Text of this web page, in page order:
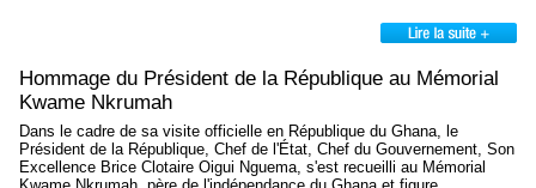
Hommage du Président de la République au Mémorial
Kwame Nkrumah
Dans le cadre de sa visite officielle en République du Ghana, le
Président de la République, Chef de l'État, Chef du Gouvernement, Son
Excellence Brice Clotaire Oigui Nguema, s'est recueilli au Mémorial